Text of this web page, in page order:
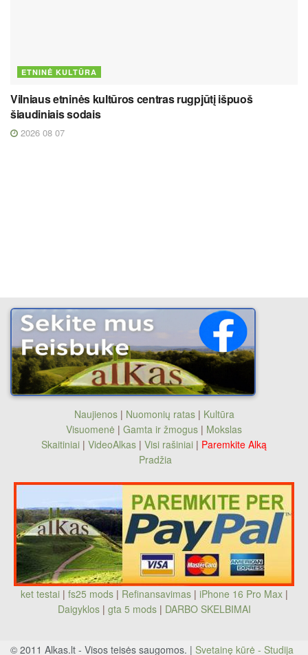
ETNINĖ KULTŪRA
Vilniaus etninės kultūros centras rugpjūtį išpuoš
šiaudiniais sodais
2026 08 07
Naujienos| Nuomonių ratas| Kultūra
Visuomenė | Gamta ir žmogus | Mokslas
Skaitiniai | VideoAlkas | Visi rašiniai | Paremkite Alką
Pradžia
ket testai | fs25 mods| Refinansavimas| iPhone 16 Pro Max|
Daigyklos| gta 5 mods | DARBO SKELBIMAI
© 2011 Alkas.lt - Visos teisės saugomos. | Svetainę kūrė - Studija